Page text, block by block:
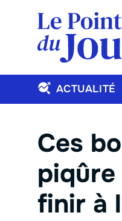
contenu
ACTUALITÉ
Ces
finir à